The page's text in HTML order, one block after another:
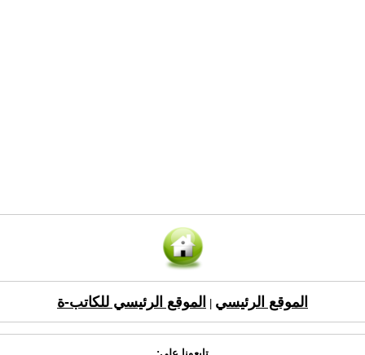
الموقع الرئيسي الموقع الرئيسي للكاتب-ة